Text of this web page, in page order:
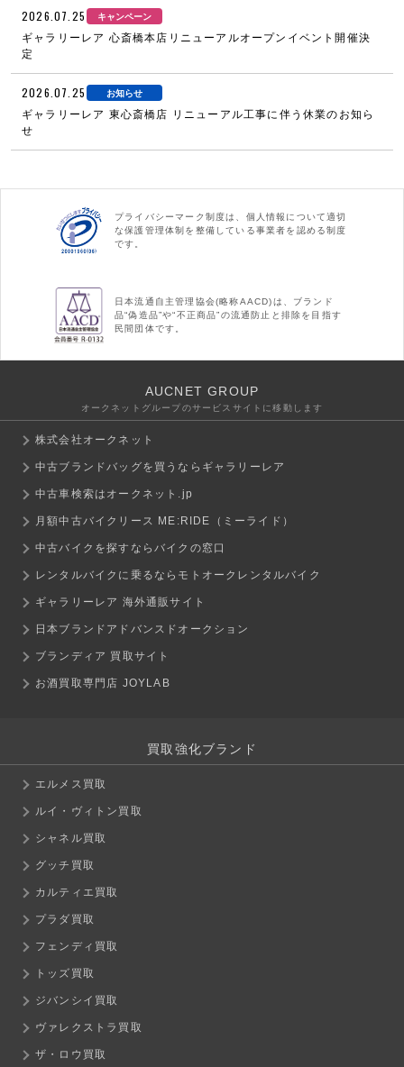
2026.07.25 キャンペーン
ギャラリーレア 心斎橋本店リニューアルオープンイベント開催決
定
2026.07.25 お知らせ
ギャラリーレア 東心斎橋店 リニューアル工事に伴う休業のお知ら
せ
プライバシーマーク制度は、個人情報について適切
な保護管理体制を整備している事業者を認める制度
です。
日本流通自主管理協会(略称AACD)は、ブランド
品“偽造品”や“不正商品”の流通防止と排除を目指す
民間団体です。
AUCNET GROUP
オークネットグループのサービスサイトに移動します
株式会社オークネット
中古ブランドバッグを買うならギャラリーレア
中古車検索はオークネット.jp
月額中古バイクリース ME:RIDE（ミーライド）
中古バイクを探すならバイクの窓口
レンタルバイクに乗るならモトオークレンタルバイク
ギャラリーレア 海外通販サイト
日本ブランドアドバンスドオークション
ブランディア 買取サイト
お酒買取専門店 JOYLAB
買取強化ブランド
エルメス買取
ルイ・ヴィトン買取
シャネル買取
グッチ買取
カルティエ買取
プラダ買取
フェンディ買取
トッズ買取
ジバンシイ買取
ヴァレクストラ買取
ザ・ロウ買取